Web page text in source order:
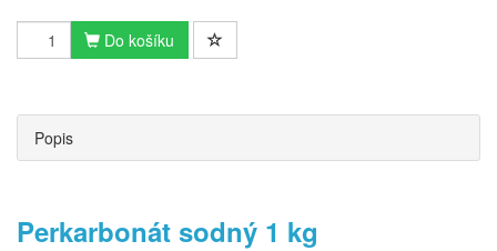
Do košíku
Popis
Perkarbonát sodný 1 kg